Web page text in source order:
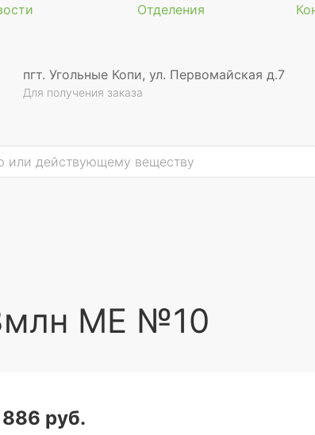
Отделения
пгт. Угольные Копи, ул. Первомайская д.7
Для получения заказа
МЕ №10
руб.